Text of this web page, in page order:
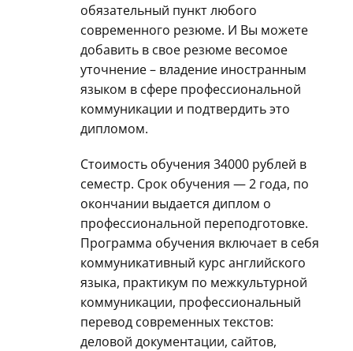
обязательный пункт любого
современного резюме. И Вы можете
добавить в свое резюме весомое
уточнение – владение иностранным
языком в сфере профессиональной
коммуникации и подтвердить это
дипломом.
Стоимость обучения 34000 рублей в
семестр. Срок обучения — 2 года, по
окончании выдается диплом о
профессиональной переподготовке.
Программа обучения включает в себя
коммуникативный курс английского
языка, практикум по межкультурной
коммуникации, профессиональный
перевод современных текстов:
деловой документации, сайтов,